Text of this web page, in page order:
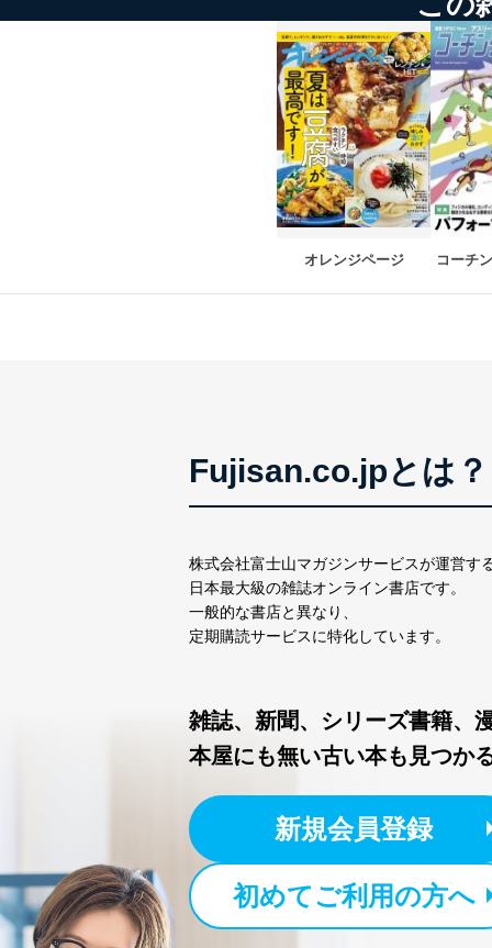
情報システムの使用に伴
メール等により個人
個人情報保護マネジメント
当社は、内部監査及びマネ
の状態を維持します。
苦情及び相談受付け窓口
貴殿の個人情報及び当社
適切、かつ迅速に対応させ
株式会社富士山マガジンサ
代表取締役会長 西野 伸一
１．個人情報保護管理者
当社は以下の個人情報保護
いたします。
株式会社富士山マガジンサ
代表取締役会長 西野 伸一
個人情報保護管理者: 経営
当社が取り扱う開示対象個
No
個人情報
オレンジページ コーチ
Fujisan.co.jpとは？
株式会社富士山マガジンサービスが運営す
日本最大級の雑誌オンライン書店です。
一般的な書店と異なり、
定期購読サービスに特化しています。
雑誌、新聞、シリーズ書籍、
本屋にも無い古い本も見つか
新規会員登録
初めてご利用の方へ